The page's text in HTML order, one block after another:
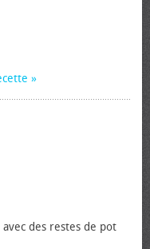
des restes de pot